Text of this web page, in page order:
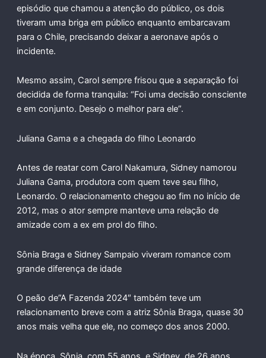
episódio que chamou a atenção do público, os dois
tiveram uma briga em público enquanto embarcavam
para o Chile, precisando deixar a aeronave após o
incidente.
Mesmo assim, Carol sempre frisou que a separação foi
decidida de forma tranquila: “Foi uma decisão consciente
e em conjunto. Desejo o melhor para ele”.
Juliana Gama e a chegada do filho Leonardo
Antes de reatar com Carol Nakamura, Sidney namorou
Juliana Gama, produtora com quem teve seu filho,
Leonardo. O relacionamento chegou ao fim no início de
2012, mas o ator sempre manteve uma relação de
amizade com a ex em prol do filho.
Sônia Braga e Sidney Sampaio viveram romance com
grande diferença de idade
O peão de”A Fazenda 2024″ também teve um
relacionamento breve com a atriz Sônia Braga, quase 30
anos mais velha que ele, no começo dos anos 2000.